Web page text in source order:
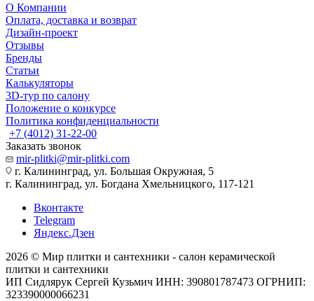
О Компании
Оплата, доставка и возврат
Дизайн-проект
Отзывы
Бренды
Статьи
Калькуляторы
3D-тур по салону
Положение о конкурсе
Политика конфиденциальности
+7 (4012) 31-22-00
Заказать звонок
mir-plitki@mir-plitki.com
г. Калининград, ул. Большая Окружная, 5
г. Калининград, ул. Богдана Хмельницкого, 117-121
Вконтакте
Telegram
Яндекс.Дзен
2026 © Мир плитки и сантехники - салон керамической
плитки и сантехники
ИП Сидлярук Сергей Кузьмич ИНН: 390801787473 ОГРНИП:
323390000066231